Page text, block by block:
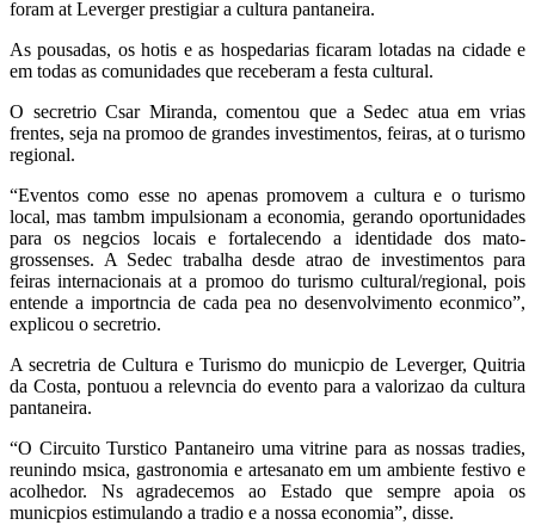
foram at Leverger prestigiar a cultura pantaneira.
As pousadas, os hotis e as hospedarias ficaram lotadas na cidade e
em todas as comunidades que receberam a festa cultural.
O secretrio Csar Miranda, comentou que a Sedec atua em vrias
frentes, seja na promoo de grandes investimentos, feiras, at o turismo
regional.
“Eventos como esse no apenas promovem a cultura e o turismo
local, mas tambm impulsionam a economia, gerando oportunidades
para os negcios locais e fortalecendo a identidade dos mato-
grossenses. A Sedec trabalha desde atrao de investimentos para
feiras internacionais at a promoo do turismo cultural/regional, pois
entende a importncia de cada pea no desenvolvimento econmico”,
explicou o secretrio.
A secretria de Cultura e Turismo do municpio de Leverger, Quitria
da Costa, pontuou a relevncia do evento para a valorizao da cultura
pantaneira.
“O Circuito Turstico Pantaneiro uma vitrine para as nossas tradies,
reunindo msica, gastronomia e artesanato em um ambiente festivo e
acolhedor. Ns agradecemos ao Estado que sempre apoia os
municpios estimulando a tradio e a nossa economia”, disse.